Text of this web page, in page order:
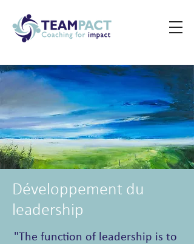
Développement du
leadership
"The function of leadership is to